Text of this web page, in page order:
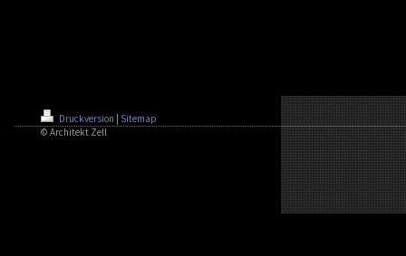
Druckversion | Sitemap
© Architekt Zell